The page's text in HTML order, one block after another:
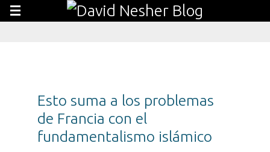
Esto suma a los problemas
de Francia con el
fundamentalismo islámico